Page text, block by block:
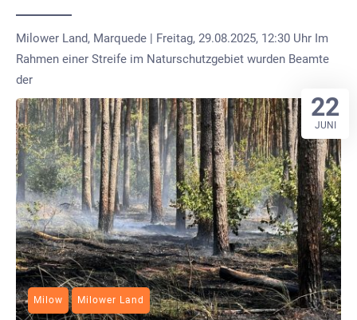
Milower Land, Marquede | Freitag, 29.08.2025, 12:30 Uhr Im
Rahmen einer Streife im Naturschutzgebiet wurden Beamte
der
Milow Milower Land
22
JUNI